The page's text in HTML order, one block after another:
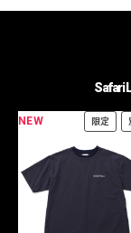
Safari
NEW 限定